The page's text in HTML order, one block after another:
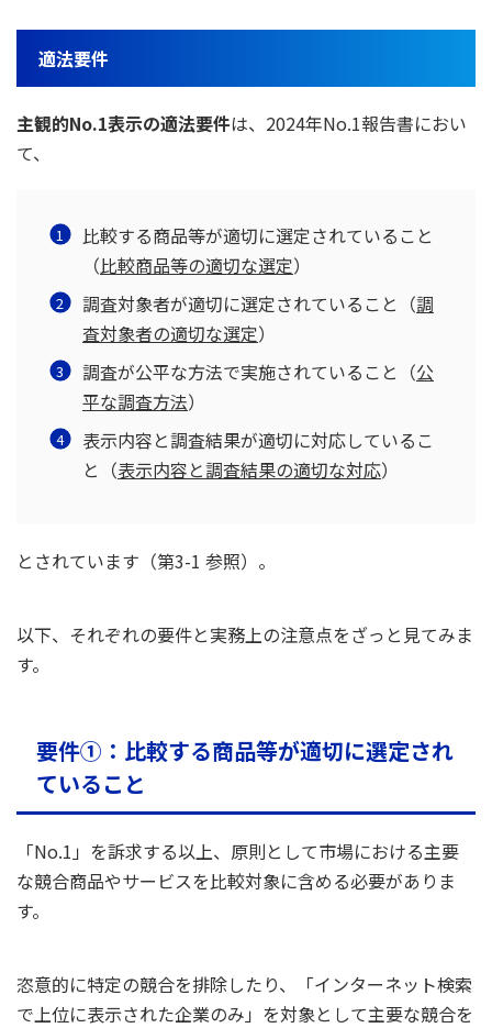
適法要件
主観的No.1表示の適法要件は、2024年No.1報告書におい
て、
比較する商品等が適切に選定されていること
（比較商品等の適切な選定）
調査対象者が適切に選定されていること（調
査対象者の適切な選定）
調査が公平な方法で実施されていること（公
平な調査方法）
表示内容と調査結果が適切に対応しているこ
と（表示内容と調査結果の適切な対応）
とされています（第3-1 参照）。
以下、それぞれの要件と実務上の注意点をざっと見てみま
す。
要件①：比較する商品等が適切に選定され
ていること
「No.1」を訴求する以上、原則として市場における主要
な競合商品やサービスを比較対象に含める必要がありま
す。
恣意的に特定の競合を排除したり、「インターネット検索
で上位に表示された企業のみ」を対象として主要な競合を